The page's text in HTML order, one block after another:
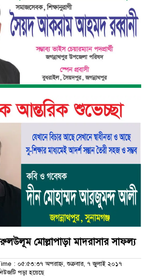
মোল্লাপাড়া মাদরাসার সাফল্য
: ০৫:৫৩:৩৭ অপরাহ্ন, শুক্রবার, ৭ জুলাই ২০১৭
পড়া হয়েছে